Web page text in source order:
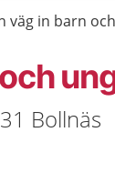
väg in barn
Bollnäs